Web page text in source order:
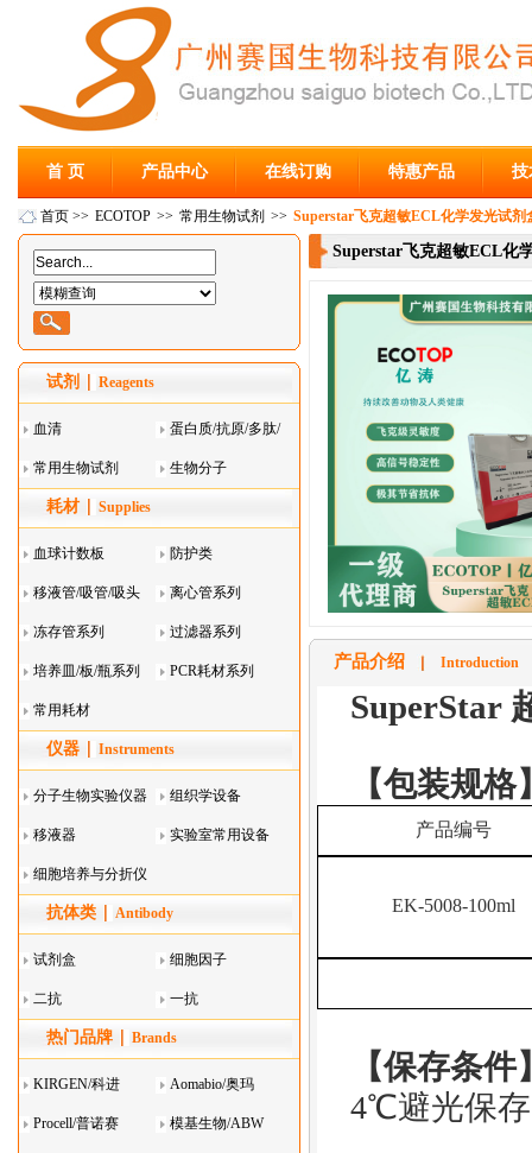
首 页 产品中心 在线订购 特惠产品 技
首页 >> ECOTOP >> 常用生物试剂 >> Superstar飞克超敏ECL化学发光试剂
试剂 Reagents
血清 蛋白质/抗原/多肽/
酶
常用生物试剂 生物分子
耗材 Supplies
血球计数板 防护类
移液管/吸管/吸头
系列
离心管系列
冻存管系列 过滤器系列
培养皿/板/瓶系列 PCR耗材系列
常用耗材
仪器 Instruments
分子生物实验仪器 组织学设备
移液器 实验室常用设备
细胞培养与分折仪
器叠
抗体类 Antibody
试剂盒 细胞因子
二抗 一抗
热门品牌 Brands
KIRGEN/科进 Aomabio/奥玛
Procell/普诺赛 模基生物/ABW
Superstar飞克超敏ECL化
产品介绍 Introduction
SuperStar
【包装规格
产品编号
EK-5008-100ml
【保存条件
4℃避光保存